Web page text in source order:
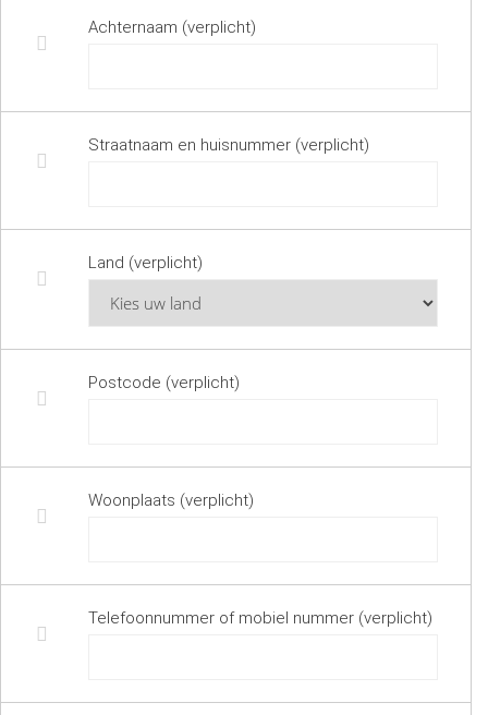
Achternaam (verplicht)
Straatnaam en huisnummer (verplicht)
Land (verplicht)
Postcode (verplicht)
Woonplaats (verplicht)
Telefoonnummer of mobiel nummer (verplicht)